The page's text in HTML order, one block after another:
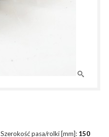
Szerokość pasa/rolki [mm]: 150